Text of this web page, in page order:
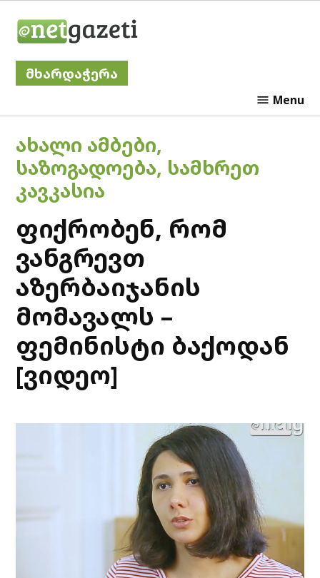
მხარდაჭერა
Menu
POSTED
IN
ᲐᲮᲐᲚᲘ ᲐᲛᲑᲔᲑᲘ,
ᲡᲐᲖᲝᲒᲐᲓᲝᲔᲑᲐ, ᲡᲐᲛᲮᲠᲔᲗ
ᲙᲐᲕᲙᲐᲡᲘᲐ
ფიქრობენ, რომ
ვანგრევთ
აზერბაიჯანის
მომავალს –
ფემინისტი ბაქოდან
[ვიდეო]